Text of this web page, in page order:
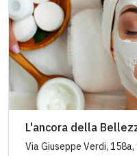
L'ancora della
Via Giuseppe Verdi,